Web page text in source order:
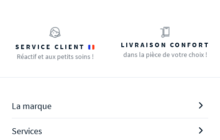
SERVICE CLIENT
Réactif et aux petits soins !
LIVRAISON CONFORT
dans la pièce de votre choix !
La marque
Services